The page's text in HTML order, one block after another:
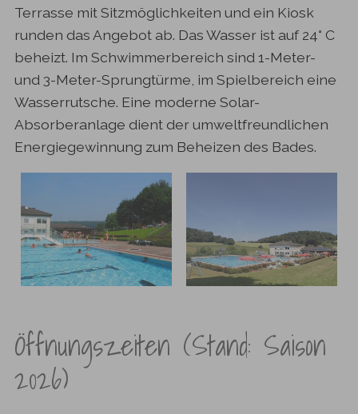
Terrasse mit Sitzmöglichkeiten und ein Kiosk
runden das Angebot ab. Das Wasser ist auf 24° C
beheizt. Im Schwimmerbereich sind 1-Meter-
und 3-Meter-Sprungtürme, im Spielbereich eine
Wasserrutsche. Eine moderne Solar-
Absorberanlage dient der umweltfreundlichen
Energiegewinnung zum Beheizen des Bades.
Öffnungszeiten (Stand: Saison
2026)